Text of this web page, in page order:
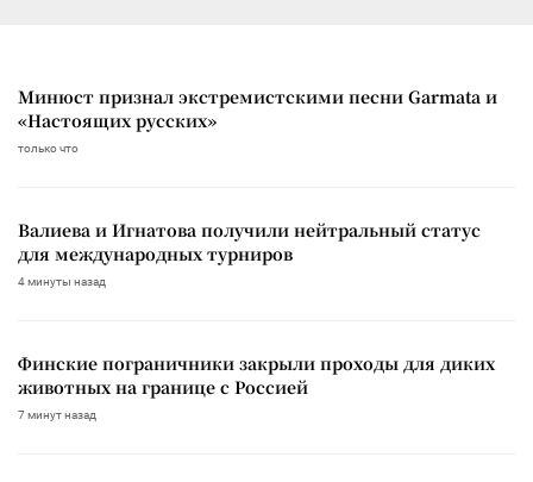
Минюст признал экстремистскими песни Garmata и
«Настоящих русских»
только что
Валиева и Игнатова получили нейтральный статус
для международных турниров
4 минуты назад
Финские пограничники закрыли проходы для диких
животных на границе с Россией
7 минут назад